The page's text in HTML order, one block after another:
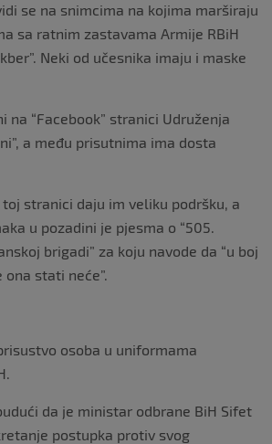
se na snimcima na kojima marširaju
sa ratnim zastavama Armije RBiH
Neki od učesnika imaju i maske
na “Facebook” stranici Udruženja
a među prisutnima ima dosta
stranici daju im veliku podršku, a
u pozadini je pjesma o “505.
brigadi” za koju navode da “u boj
ona stati neće”.
osoba u uniformama
da je ministar odbrane BiH Sifet
postupka protiv svog